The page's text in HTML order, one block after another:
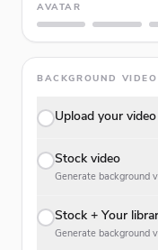
AVATAR
BACKGROUND VIDEO
Upload your video
Stock video
Generate background
Stock + Your
Generate background